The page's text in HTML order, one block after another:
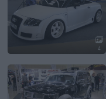
4